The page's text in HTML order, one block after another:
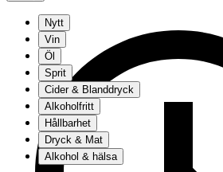
Nytt
Vin
Öl
Sprit
Cider & Blanddryck
Alkoholfritt
Hållbarhet
Dryck & Mat
Alkohol & hälsa